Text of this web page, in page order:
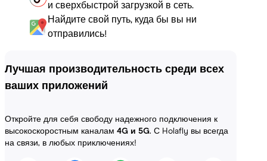
и сверхбыстрой загрузкой в сеть.
Найдите свой путь, куда бы вы ни
отправились!
Лучшая производительность среди всех
ваших приложений
Откройте для себя свободу надежного подключения к
высокоскоростным каналам 4G и 5G. С Holafly вы всегда
на связи, в любых приключениях!